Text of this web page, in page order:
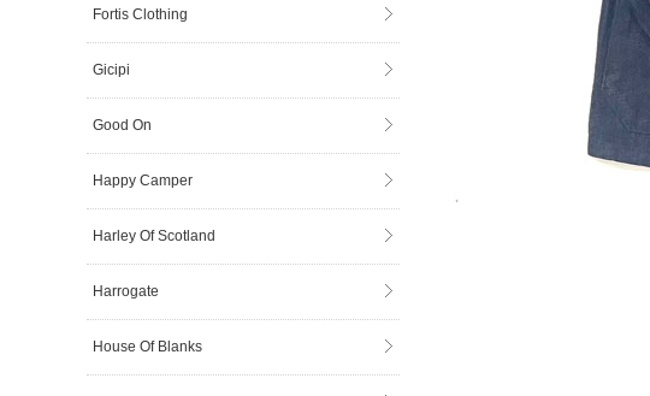
Fortis Clothing
Gicipi
Good On
Happy Camper
Harley Of Scotland
Harrogate
House Of Blanks